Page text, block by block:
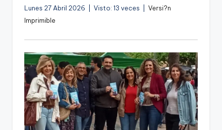
Lunes 27 Abril 2026 | Visto: 13 veces | Versi?n
Imprimible